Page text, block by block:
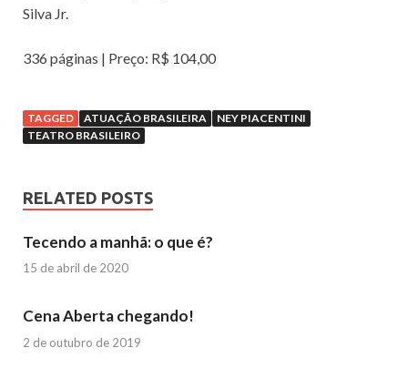
Silva Jr.
336 páginas | Preço: R$ 104,00
TAGGED ATUAÇÃO BRASILEIRA
NEY PIACENTINI
TEATRO BRASILEIRO
RELATED POSTS
Tecendo a manhã: o que é?
15 de abril de 2020
Cena Aberta chegando!
2 de outubro de 2019